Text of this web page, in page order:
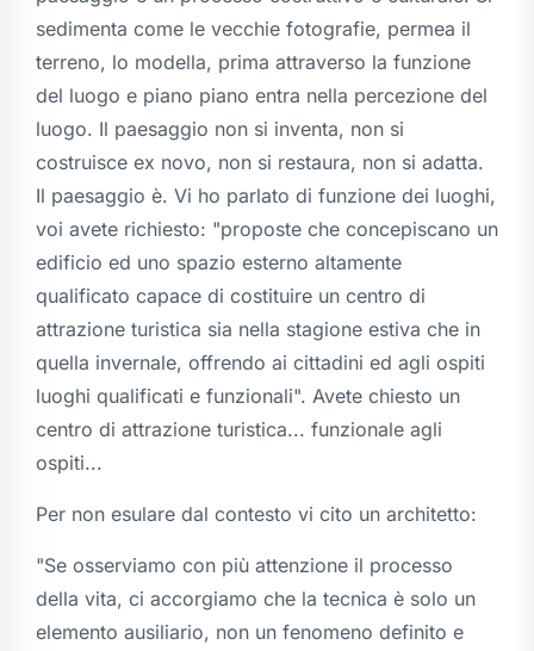
sedimenta come le vecchie fotografie, permea il
terreno, lo modella, prima attraverso la funzione
del luogo e piano piano entra nella percezione del
luogo. Il paesaggio non si inventa, non si
costruisce ex novo, non si restaura, non si adatta.
Il paesaggio è. Vi ho parlato di funzione dei luoghi,
voi avete richiesto: "proposte che concepiscano un
edificio ed uno spazio esterno altamente
qualificato capace di costituire un centro di
attrazione turistica sia nella stagione estiva che in
quella invernale, offrendo ai cittadini ed agli ospiti
luoghi qualificati e funzionali". Avete chiesto un
centro di attrazione turistica... funzionale agli
ospiti...
Per non esulare dal contesto vi cito un architetto:
"Se osserviamo con più attenzione il processo
della vita, ci accorgiamo che la tecnica è solo un
elemento ausiliario, non un fenomeno definito e